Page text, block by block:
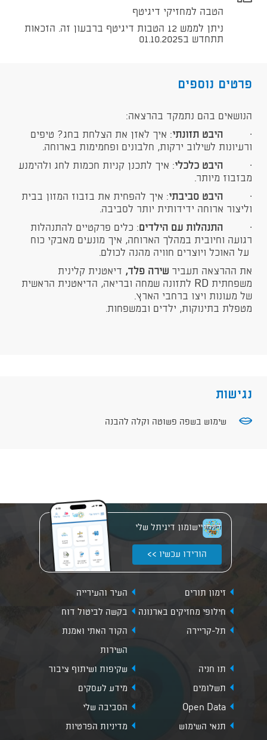
הטבה למחזיקי דיגיטף
ניתן לממש 12 הטבות דיגיטף ברבעון זה. הזכאות
תתחדש ב01.10.2025
פרטים נוספים
הנושאים בהם נתמקד בהרצאה:
· היבט תזונתי: איך לאזן את הצלחת בחג? טיפים
ורעיונות לשילוב ירקות, חלבונים ופחמימות בארוחה.
· היבט כלכלי: איך לתכנן קניות חכמות לחג ולהימנע
מבזבוז מיותר.
· היבט סביבתי: איך להפחית את בזבוז המזון בבית
וליצור ארוחה ידידותית יותר לסביבה.
· התנהלות עם הילדים: כלים פרקטיים להתנהלות
רגועה וחיובית במהלך הארוחה, איך מונעים מאבקי כוח
על האוכל ויוצרים חוויה מהנה לכולם.
את ההרצאה תעביר שירה פלד, דיאטנית קלינית
משפחתית RD לתזונה שמחה ובריאה, הדיאטנית הראשית
של מעונות ויצו ברחבי הארץ.
מטפלת בתינוקות, ילדים ובמשפחות.​
נגישות
שימוש בשפה פשוטה וקלה להבנה
יישומון דיגיתל שלי
הורידו עכשיו >>
זימון תורים
העיר והעירייה
חילופי מחזיקים בארנונה
בקשה לביטול דוח
תל-קריירה
הקוד האתי ואמנת
השירות
תו חניה
שקיפות ושיתוף ציבור
תשלומים
מידע לעסקים
Open Data
הסביבה שלי
תנאי השימוש
מדיניות הפרטיות